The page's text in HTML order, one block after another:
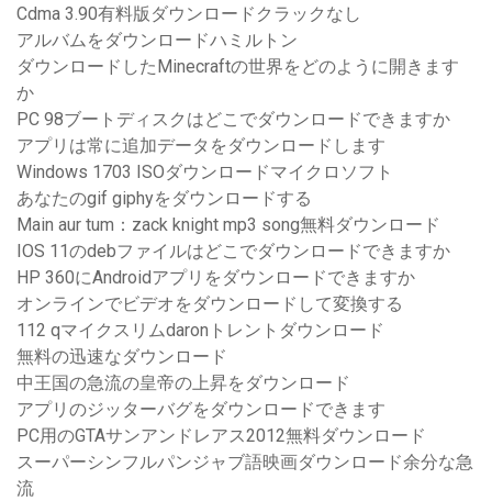
Cdma 3.90有料版ダウンロードクラックなし
アルバムをダウンロードハミルトン
ダウンロードしたMinecraftの世界をどのように開きます
か
PC 98ブートディスクはどこでダウンロードできますか
アプリは常に追加データをダウンロードします
Windows 1703 ISOダウンロードマイクロソフト
あなたのgif giphyをダウンロードする
Main aur tum：zack knight mp3 song無料ダウンロード
IOS 11のdebファイルはどこでダウンロードできますか
HP 360にAndroidアプリをダウンロードできますか
オンラインでビデオをダウンロードして変換する
112 qマイクスリムdaronトレントダウンロード
無料の迅速なダウンロード
中王国の急流の皇帝の上昇をダウンロード
アプリのジッターバグをダウンロードできます
PC用のGTAサンアンドレアス2012無料ダウンロード
スーパーシンフルパンジャブ語映画ダウンロード余分な急
流